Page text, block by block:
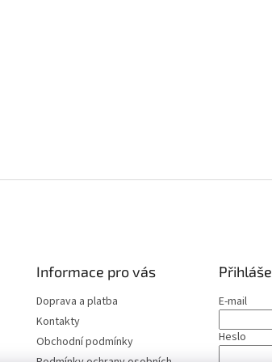
Informace pro vás
Doprava a platba
Kontakty
Obchodní podmínky
E-mail
Heslo